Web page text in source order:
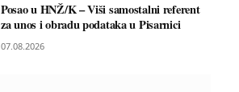
Posao u HNŽ/K – Viši samostalni referent
za unos i obradu podataka u Pisarnici
07.08.2026